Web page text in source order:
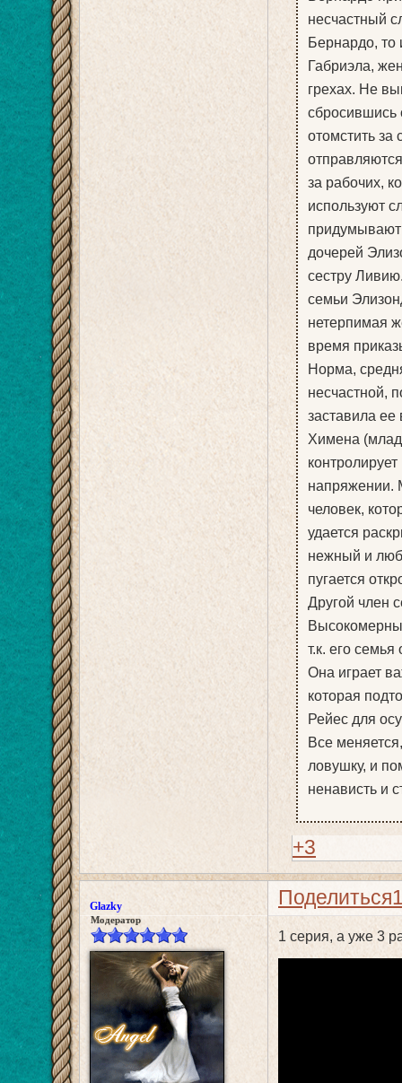
несчастный
Бернардо, то
Габриэла,
грехах. Не
сбросившись
отомстить за
за рабочих,
используют
придумывают
дочерей
сестру
семьи
нетерпимая
время
Норма,
несчастной,
заставила ее
Химена
напряжении.
человек,
удается
нежный и
пугается
Другой член
т.к. его
Она играет
которая
Рейес для
Все
ловушку, и
ненависть и
+3
Поделиться
Glazky
Модератор
1 серия, а уже 3